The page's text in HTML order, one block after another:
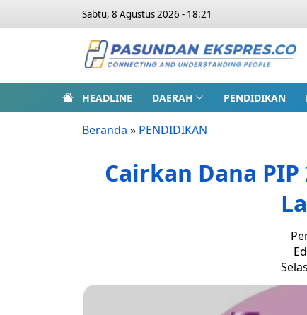
Sabtu, 8 Agustus 2026 - 18:21
HEADLINE DAERAH PENDIDIKAN
Beranda » PENDIDIKAN
Cairkan Dana